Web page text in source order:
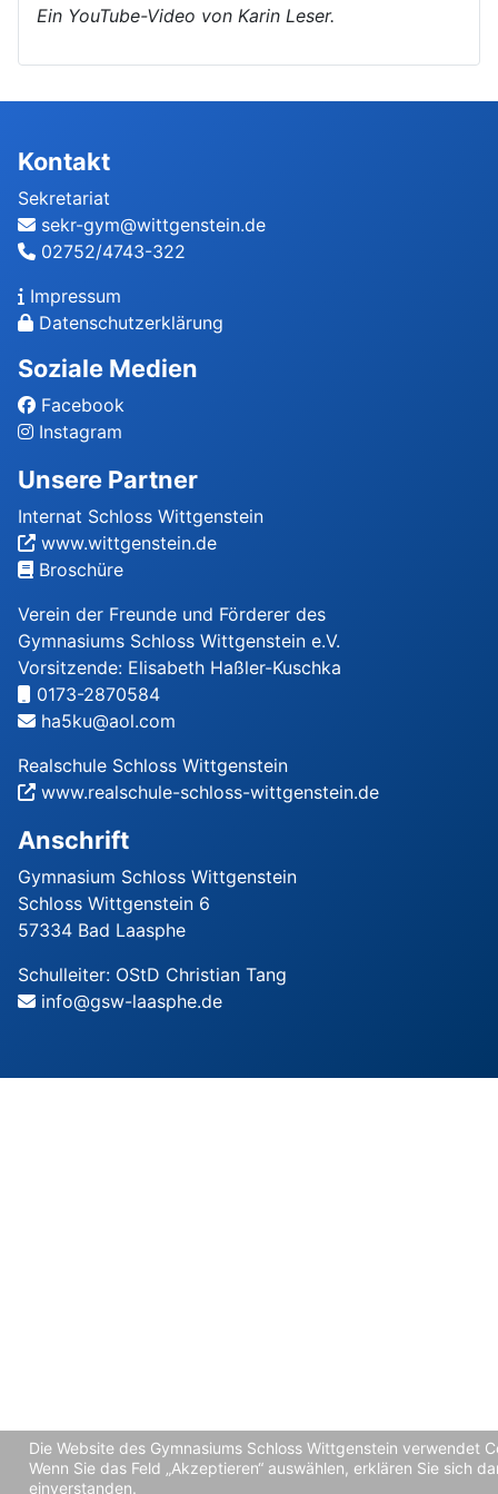
Ein YouTube-Video von Karin Leser.
Kontakt
Sekretariat
sekr-gym@wittgenstein.de
02752/4743-322
Impressum
Datenschutzerklärung
Soziale Medien
Facebook
Instagram
Unsere Partner
Internat Schloss Wittgenstein
www.wittgenstein.de
Broschüre
Verein der Freunde und Förderer des
Gymnasiums Schloss Wittgenstein e.V.
Vorsitzende: Elisabeth Haßler-Kuschka
0173-2870584
ha5ku@aol.com
Realschule Schloss Wittgenstein
www.realschule-schloss-wittgenstein.de
Anschrift
Gymnasium Schloss Wittgenstein
Schloss Wittgenstein 6
57334 Bad Laasphe
Schulleiter: OStD Christian Tang
info@gsw-laasphe.de
Die Website des Gymnasiums Schloss Wittgenstein verwendet
Wenn Sie das Feld „Akzeptieren“ auswählen, erklären Sie sich
einverstanden.